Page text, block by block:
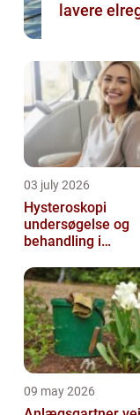
lavere
03 july 2026
Hysteroskopi
undersøgelse og
behandling i
09 may 2026